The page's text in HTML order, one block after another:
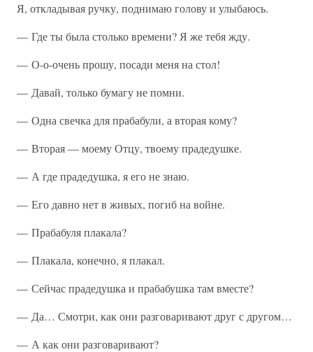
Я, откладывая ручку, поднимаю голову и улыбаюсь.
— Где ты была столько времени? Я же тебя жду.
— О-о-очень прошу, посади меня на стол!
— Давай, только бумагу не помни.
— Одна свечка для прабабули, а вторая кому?
— Вторая — моему Отцу, твоему прадедушке.
— А где прадедушка, я его не знаю.
— Его давно нет в живых, погиб на войне.
— Прабабуля плакала?
— Плакала, конечно, я плакал.
— Сейчас прадедушка и прабабушка там вместе?
— Да… Смотри, как они разговаривают друг с другом…
— А как они разговаривают?